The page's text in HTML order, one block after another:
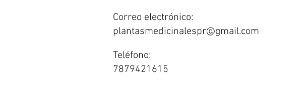
Correo electrónico:
plantasmedicinalespr@gmail.com
Teléfono:
7879421615